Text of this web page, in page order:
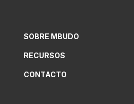
SOBRE MBUDO
RECURSOS
CONTACTO